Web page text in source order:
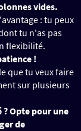
vides.
: tu peux
tu n'as pas
flexibilité.
!
que tu veux faire
sur plusieurs
? Opte pour une
de